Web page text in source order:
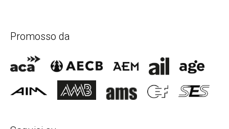
Promosso da